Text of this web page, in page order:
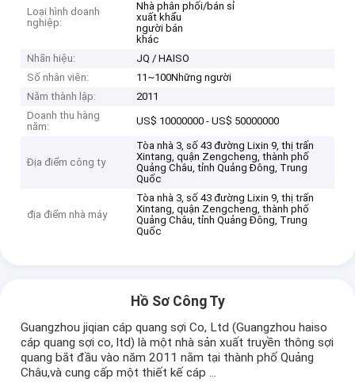
Loại hình doanh
nghiệp:
Nhà phân phối/bán sỉ
xuất khẩu
người bán
khác
Nhãn hiệu:
JQ / HAISO
Số nhân viên:
11~100Những người
Năm thành lập:
2011
Doanh thu hàng
năm:
US$ 10000000 - US$ 50000000
Địa điểm công ty
Tòa nhà 3, số 43 đường Lixin 9, thị trấn
Xintang, quận Zengcheng, thành phố
Quảng Châu, tỉnh Quảng Đông, Trung
Quốc
địa điểm nhà máy
Tòa nhà 3, số 43 đường Lixin 9, thị trấn
Xintang, quận Zengcheng, thành phố
Quảng Châu, tỉnh Quảng Đông, Trung
Quốc
Hồ Sơ Công Ty
Guangzhou jiqian cáp quang sợi Co, Ltd (Guangzhou haiso
cáp quang sợi co, ltd) là một nhà sản xuất truyền thông sợi
quang bắt đầu vào năm 2011 nằm tại thành phố Quảng
Châu,và cung cấp một thiết kế cáp ...